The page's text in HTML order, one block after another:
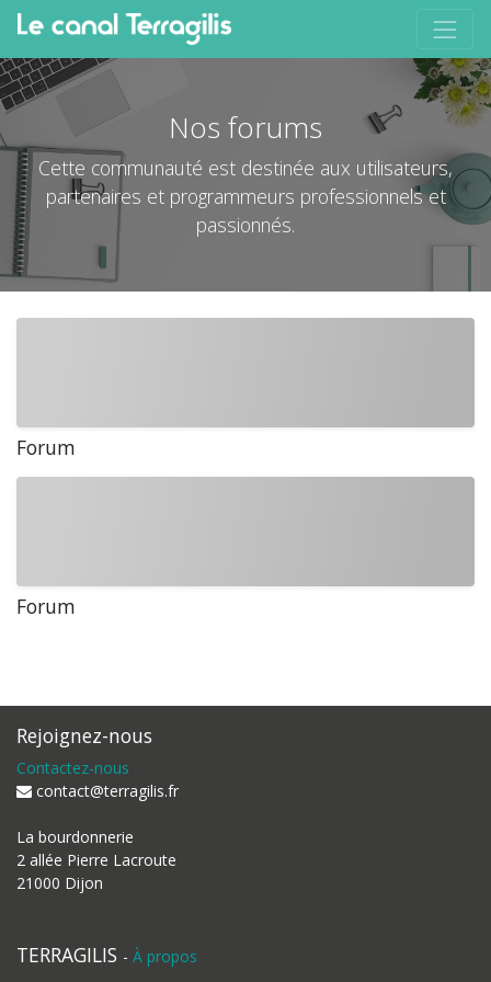
Nos forums
Cette communauté est destinée aux utilisateurs,
partenaires et programmeurs professionnels et
passionnés.
Forum
Forum
Rejoignez-nous
Contactez-nous
contact@terragilis.fr
La bourdonnerie
2 allée Pierre Lacroute
21000 Dijon
TERRAGILIS - À propos